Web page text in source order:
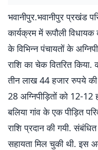
भवानीपुर.भवानीपुर प्रखंड
कार्यक्रम में रूपौली
के विभिन्न पंचायतों के
राशि का चेक वितरित किया.
तीन लाख 44 हजार रुपये की
28 अग्निपीड़ितों को 12-
बलिया गांव के एक पीड़ित
राशि प्रदान की गयी.
सहायता मिल चुकी थी. इस